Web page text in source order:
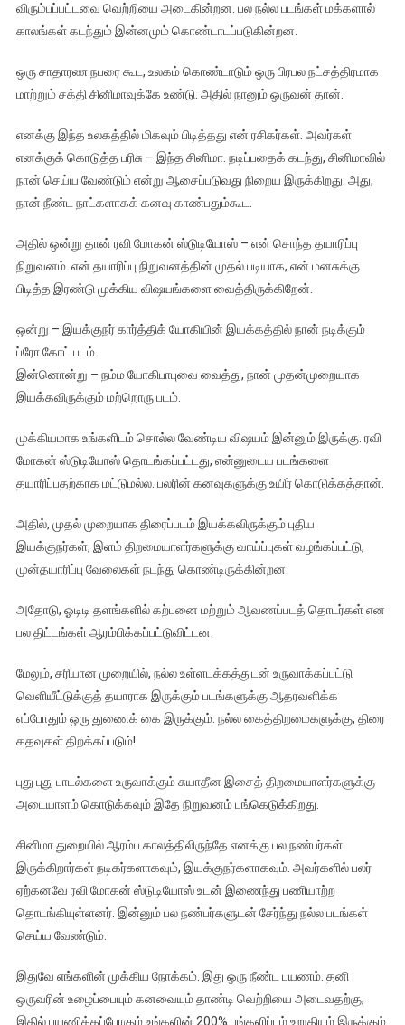
விரும்பப்பட்டவை வெற்றியை அடைகின்றன. பல நல்ல படங்கள் மக்களால்
காலங்கள் கடந்தும் இன்னமும் கொண்டாடப்படுகின்றன.
ஒரு சாதாரண நபரை கூட, உலகம் கொண்டாடும் ஒரு பிரபல நட்சத்திரமாக
மாற்றும் சக்தி சினிமாவுக்கே உண்டு. அதில் நானும் ஒருவன் தான்.
எனக்கு இந்த உலகத்தில் மிகவும் பிடித்தது என் ரசிகர்கள். அவர்கள்
எனக்குக் கொடுத்த பரிசு – இந்த சினிமா. நடிப்பதைக் கடந்து, சினிமாவில்
நான் செய்ய வேண்டும் என்று ஆசைப்படுவது நிறைய இருக்கிறது. அது,
நான் நீண்ட நாட்களாகக் கனவு காண்பதும்கூட.
அதில் ஒன்று தான் ரவி மோகன் ஸ்டுடியோஸ் – என் சொந்த தயாரிப்பு
நிறுவனம். என் தயாரிப்பு நிறுவனத்தின் முதல் படியாக, என் மனசுக்கு
பிடித்த இரண்டு முக்கிய விஷயங்களை வைத்திருக்கிறேன்.
ஒன்று – இயக்குநர் கார்த்திக் யோகியின் இயக்கத்தில் நான் நடிக்கும்
ப்ரோ கோட் படம்.
இன்னொன்று – நம்ம யோகிபாபுவை வைத்து, நான் முதன்முறையாக
இயக்கவிருக்கும் மற்றொரு படம்.
முக்கியமாக உங்களிடம் சொல்ல வேண்டிய விஷயம் இன்னும் இருக்கு. ரவி
மோகன் ஸ்டுடியோஸ் தொடங்கப்பட்டது, என்னுடைய படங்களை
தயாரிப்பதற்காக மட்டுமல்ல. பலரின் கனவுகளுக்கு உயிர் கொடுக்கத்தான்.
அதில், முதல் முறையாக திரைப்படம் இயக்கவிருக்கும் புதிய
இயக்குநர்கள், இளம் திறமையாளர்களுக்கு வாய்ப்புகள் வழங்கப்பட்டு,
முன்தயாரிப்பு வேலைகள் நடந்து கொண்டிருக்கின்றன.
அதோடு, ஓடிடி தளங்களில் கற்பனை மற்றும் ஆவணப்படத் தொடர்கள் என
பல திட்டங்கள் ஆரம்பிக்கப்பட்டுவிட்டன.
மேலும், சரியான முறையில், நல்ல உள்ளடக்கத்துடன் உருவாக்கப்பட்டு
வெளியீட்டுக்குத் தயாராக இருக்கும் படங்களுக்கு ஆதரவளிக்க
எப்போதும் ஒரு துணைக் கை இருக்கும். நல்ல கைத்திறமைகளுக்கு, திரை
கதவுகள் திறக்கப்படும்!
புது புது பாடல்களை உருவாக்கும் சுயாதீன இசைத் திறமையாளர்களுக்கு
அடையாளம் கொடுக்கவும் இதே நிறுவனம் பங்கெடுக்கிறது.
சினிமா துறையில் ஆரம்ப காலத்திலிருந்தே எனக்கு பல நண்பர்கள்
இருக்கிறார்கள் நடிகர்களாகவும், இயக்குநர்களாகவும். அவர்களில் பலர்
ஏற்கனவே ரவி மோகன் ஸ்டுடியோஸ் உடன் இணைந்து பணியாற்ற
தொடங்கியுள்ளனர். இன்னும் பல நண்பர்களுடன் சேர்ந்து நல்ல படங்கள்
செய்ய வேண்டும்.
இதுவே எங்களின் முக்கிய நோக்கம். இது ஒரு நீண்ட பயணம். தனி
ஒருவரின் உழைப்பையும் கனவையும் தாண்டி வெற்றியை அடைவதற்கு,
இதில் பயணிக்கப்போகும் உங்களின் 200% பங்களிப்பும் உறுதியும் இருக்கும்